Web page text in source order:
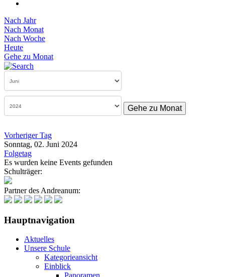
Nach Jahr
Nach Monat
Nach Woche
Heute
Gehe zu Monat
Gehe zu Monat
Vorheriger Tag
Sonntag, 02. Juni 2024
Folgetag
Es wurden keine Events gefunden
Schulträger:
Partner des Andreanum:
Hauptnavigation
Aktuelles
Unsere Schule
Kategorieansicht
Einblick